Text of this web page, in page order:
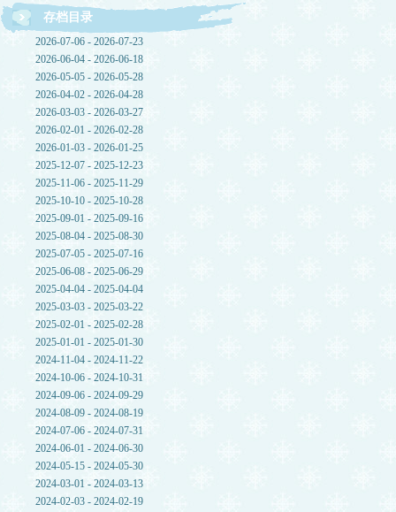
存档目录
2026-07-06 - 2026-07-23
2026-06-04 - 2026-06-18
2026-05-05 - 2026-05-28
2026-04-02 - 2026-04-28
2026-03-03 - 2026-03-27
2026-02-01 - 2026-02-28
2026-01-03 - 2026-01-25
2025-12-07 - 2025-12-23
2025-11-06 - 2025-11-29
2025-10-10 - 2025-10-28
2025-09-01 - 2025-09-16
2025-08-04 - 2025-08-30
2025-07-05 - 2025-07-16
2025-06-08 - 2025-06-29
2025-04-04 - 2025-04-04
2025-03-03 - 2025-03-22
2025-02-01 - 2025-02-28
2025-01-01 - 2025-01-30
2024-11-04 - 2024-11-22
2024-10-06 - 2024-10-31
2024-09-06 - 2024-09-29
2024-08-09 - 2024-08-19
2024-07-06 - 2024-07-31
2024-06-01 - 2024-06-30
2024-05-15 - 2024-05-30
2024-03-01 - 2024-03-13
2024-02-03 - 2024-02-19